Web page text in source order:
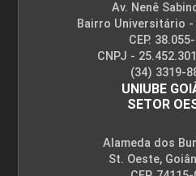
Desenvolvimento de
e Novas Tecnologias:
10h
Av. Nenê
Bairro Universitário -
CEP.
CNPJ -
(34) 3319-
UNIUBE
SETOR
Alameda dos
St. Oeste,